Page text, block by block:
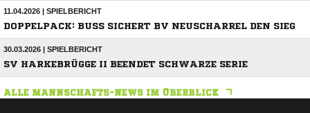
11.04.2026 | SPIELBERICHT
DOPPELPACK: BUSS SICHERT BV NEUSCHARREL DEN SIEG
30.03.2026 | SPIELBERICHT
SV HARKEBRÜGGE II BEENDET SCHWARZE SERIE
ALLE MANNSCHAFTS-NEWS IM ÜBERBLICK